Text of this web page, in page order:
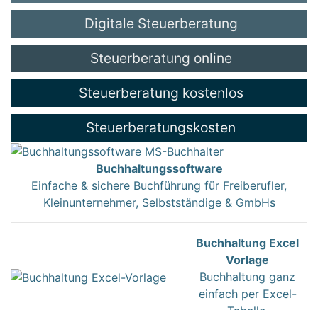
Digitale Steuerberatung
Steuerberatung online
Steuerberatung kostenlos
Steuerberatungskosten
Buchhaltungssoftware
Einfache & sichere Buchführung für Freiberufler,
Kleinunternehmer, Selbstständige & GmbHs
Buchhaltung Excel
Vorlage
Buchhaltung ganz
einfach per Excel-